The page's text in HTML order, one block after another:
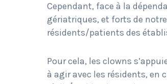
Cependant, face à la
gériatriques, et forts de
résidents/patients des
Pour cela, les clowns
à agir avec les résidents,